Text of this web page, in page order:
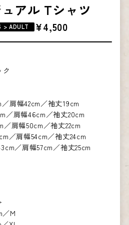
アル Tシャツ
> ADULT ¥4,500
ク
肩幅42cm／袖丈19cm
／肩幅46cm／袖丈20cm
肩幅50cm／袖丈22cm
／肩幅54cm／袖丈24cm
／肩幅57cm／袖丈25cm
M